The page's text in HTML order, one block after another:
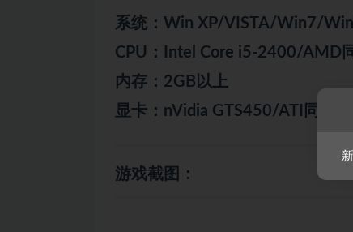
系统：Win XP/VISTA/Win7/
CPU：Intel Core i5-2400/AMD
内存：2GB以上
显卡：nVidia GTS450/ATI同性能
游戏截图：